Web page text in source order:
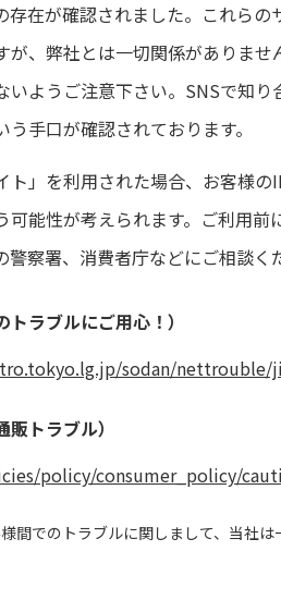
在が確認されました。これら
が、弊社とは一切関係がありま
いようご注意下さい。SNSで知
手口が確認されております。
ト」を利用された場合、お客様
可能性が考えられます。ご利用
察署、消費者庁などにご相談く
ラブルにご用心！）
sodan/
トラブル）
policy/consumer_policy/
間でのトラブルに関しまして、当社